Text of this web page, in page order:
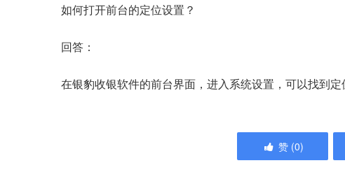
如何打开前台的定位设置？
回答：
在银豹收银软件的前台界面，进入系统设置，可以找到定
赞 (0)